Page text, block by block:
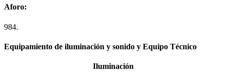
Aforo:
984.
Equipamiento de iluminación y sonido y Equipo Técnico
Iluminación